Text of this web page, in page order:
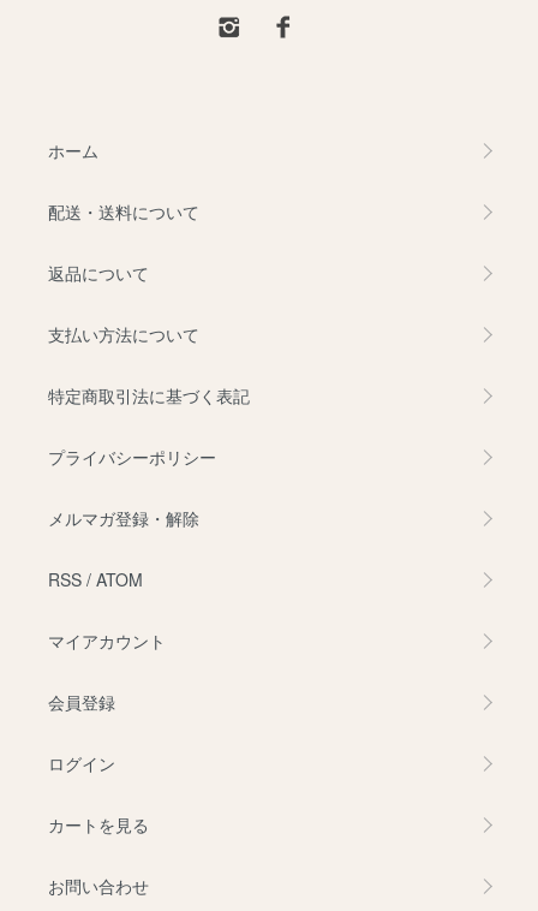
ホーム
配送・送料について
返品について
支払い方法について
特定商取引法に基づく表記
プライバシーポリシー
メルマガ登録・解除
RSS / ATOM
マイアカウント
会員登録
ログイン
カートを見る
お問い合わせ